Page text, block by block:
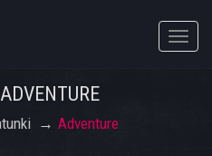
Toggle
Adventure